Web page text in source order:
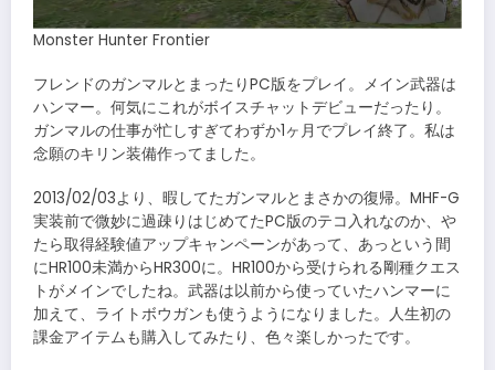
Monster Hunter Frontier
フレンドのガンマルとまったりPC版をプレイ。メイン武器は
ハンマー。何気にこれがボイスチャットデビューだったり。
ガンマルの仕事が忙しすぎてわずか1ヶ月でプレイ終了。私は
念願のキリン装備作ってました。
2013/02/03より、暇してたガンマルとまさかの復帰。MHF-G
実装前で微妙に過疎りはじめてたPC版のテコ入れなのか、や
たら取得経験値アップキャンペーンがあって、あっという間
にHR100未満からHR300に。HR100から受けられる剛種クエス
トがメインでしたね。武器は以前から使っていたハンマーに
加えて、ライトボウガンも使うようになりました。人生初の
課金アイテムも購入してみたり、色々楽しかったです。